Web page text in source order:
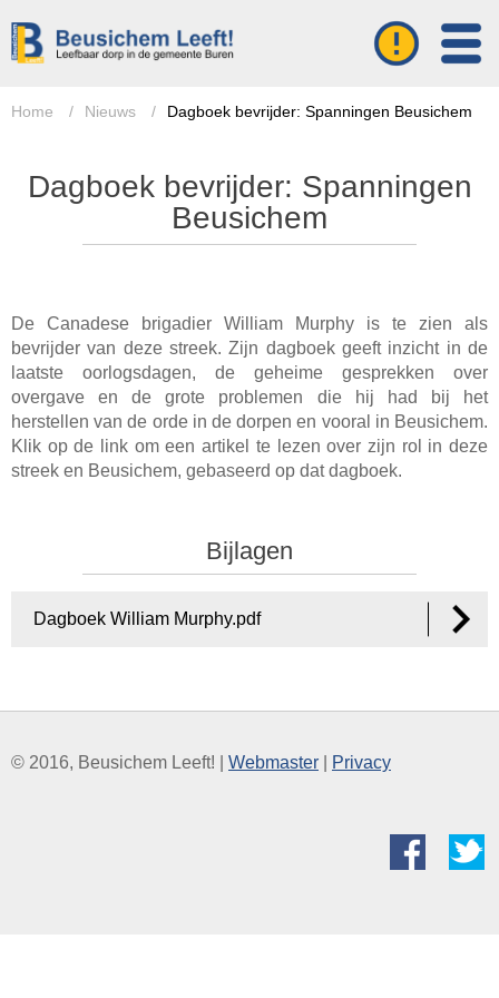
Home / Nieuws / Dagboek bevrijder: Spanningen Beusichem
Dagboek bevrijder: Spanningen
Beusichem
De Canadese brigadier William Murphy is te zien als
bevrijder van deze streek. Zijn dagboek geeft inzicht in de
laatste oorlogsdagen, de geheime gesprekken over
overgave en de grote problemen die hij had bij het
herstellen van de orde in de dorpen en vooral in Beusichem.
Klik op de link om een artikel te lezen over zijn rol in deze
streek en Beusichem, gebaseerd op dat dagboek.
Bijlagen
Dagboek William Murphy.pdf
© 2016, Beusichem Leeft! | Webmaster Privacy